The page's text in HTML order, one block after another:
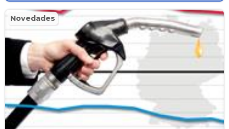
Novedades